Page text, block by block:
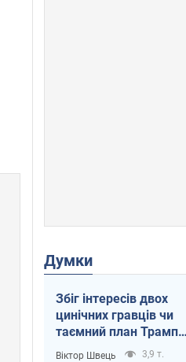
Думки
Збіг інтересів двох
цинічних гравців чи
таємний план Трампа
і Путіна?
Віктор Швець 3,9 т.